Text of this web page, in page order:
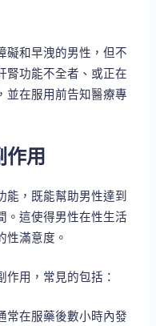
礙和早洩的男性，但不
腎功能不全者、或正在
並在服用前告知醫療專
作用
能，既能幫助男性達到
。這使得男性在性生活
性滿意度。
用，常見的包括：
常在服藥後數小時內發